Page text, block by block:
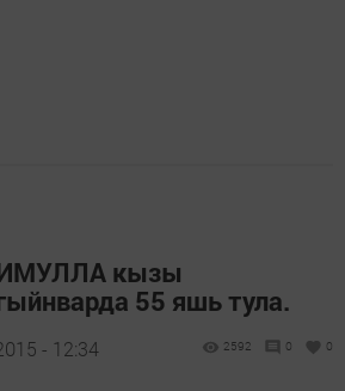
кызы
55 яшь тула.
- 12:34 2592 0 0